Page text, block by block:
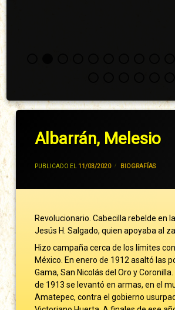
Albarrán, Melesio
PUBLICADO EL 11/03/2020
JIVANCM
CATEGORÍAS:
BIOGRAFÍAS
Revolucionario. Cabecilla rebelde en
Jesús H. Salgado, quien apoyaba al
Hizo campaña cerca de los límites
México. En enero de 1912 asaltó las
Gama, San Nicolás del Oro y Coronilla.
de 1913 se levantó en armas, en el
Amatepec, contra el gobierno